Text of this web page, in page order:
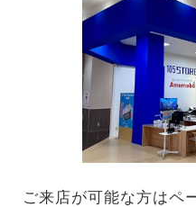
ご来店が可能な方はペ